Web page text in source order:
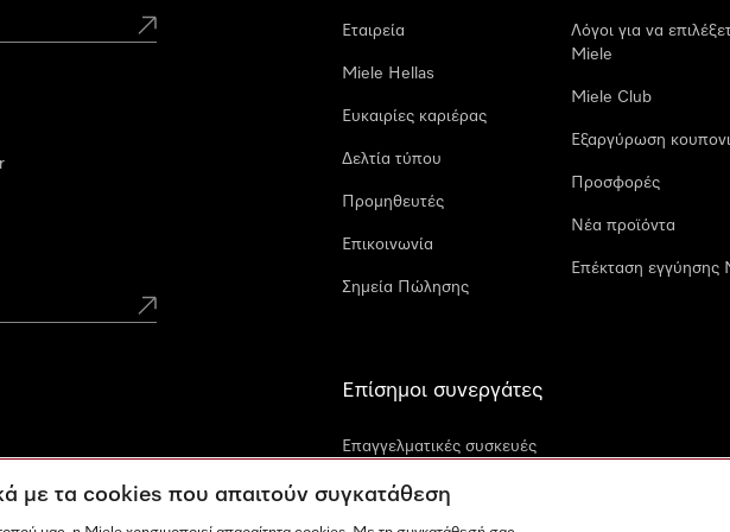
Εταιρεία
Miele Hellas
Ευκαιρίες καριέρας
Δελτία τύπου
Προμηθευτές
Επικοινωνία
Σημεία Πώλησης
Λόγοι για να
Miele
Miele Club
Εξαργύρωση
Προσφορές
Νέα προϊόντα
Επέκταση εγγύησης
Επίσημοι συνεργάτες
Επαγγελματικές συσκευές
με τα cookies που απαιτούν συγκατάθεση